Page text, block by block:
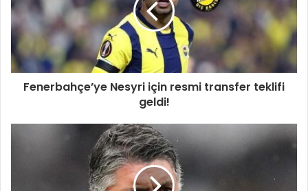
Fenerbahçe’ye Nesyri için resmi transfer teklifi
geldi!